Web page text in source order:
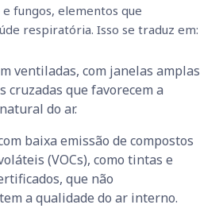
fungos, elementos que
respiratória. Isso se traduz em:
ventiladas, com janelas amplas
cruzadas que favorecem a
do ar.
baixa emissão de compostos
(VOCs), como tintas e
que não
a qualidade do ar interno.